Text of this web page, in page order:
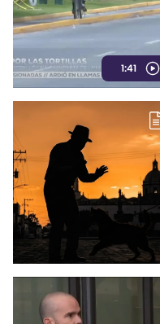
1:41